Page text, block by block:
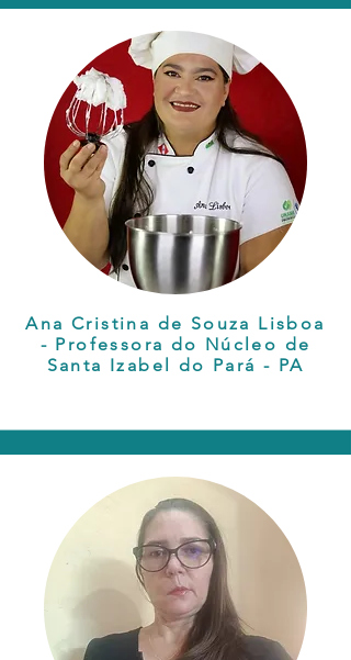
Ana Cristina de Souza Lisboa
- Professora do Núcleo de
Santa Izabel do Pará - PA